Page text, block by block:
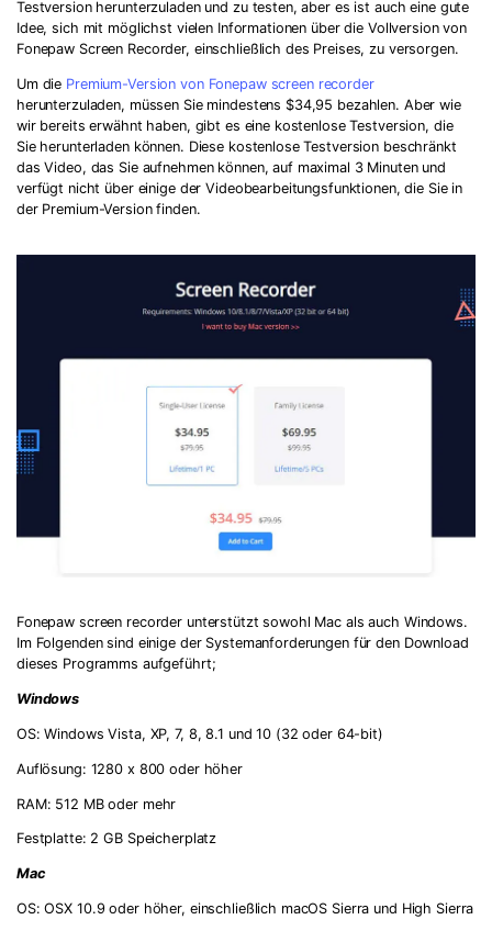
Testversion herunterzuladen und zu testen, aber es ist auch eine gute
Idee, sich mit möglichst vielen Informationen über die Vollversion von
Fonepaw Screen Recorder, einschließlich des Preises, zu versorgen.
Um die Premium-Version von Fonepaw screen recorder
herunterzuladen, müssen Sie mindestens $34,95 bezahlen. Aber wie
wir bereits erwähnt haben, gibt es eine kostenlose Testversion, die
Sie herunterladen können. Diese kostenlose Testversion beschränkt
das Video, das Sie aufnehmen können, auf maximal 3 Minuten und
verfügt nicht über einige der Videobearbeitungsfunktionen, die Sie in
der Premium-Version finden.
Fonepaw screen recorder unterstützt sowohl Mac als auch Windows.
Im Folgenden sind einige der Systemanforderungen für den Download
dieses Programms aufgeführt;
Windows
OS: Windows Vista, XP, 7, 8, 8.1 und 10 (32 oder 64-bit)
Auflösung: 1280 x 800 oder höher
RAM: 512 MB oder mehr
Festplatte: 2 GB Speicherplatz
Mac
OS: OSX 10.9 oder höher, einschließlich macOS Sierra und High Sierra